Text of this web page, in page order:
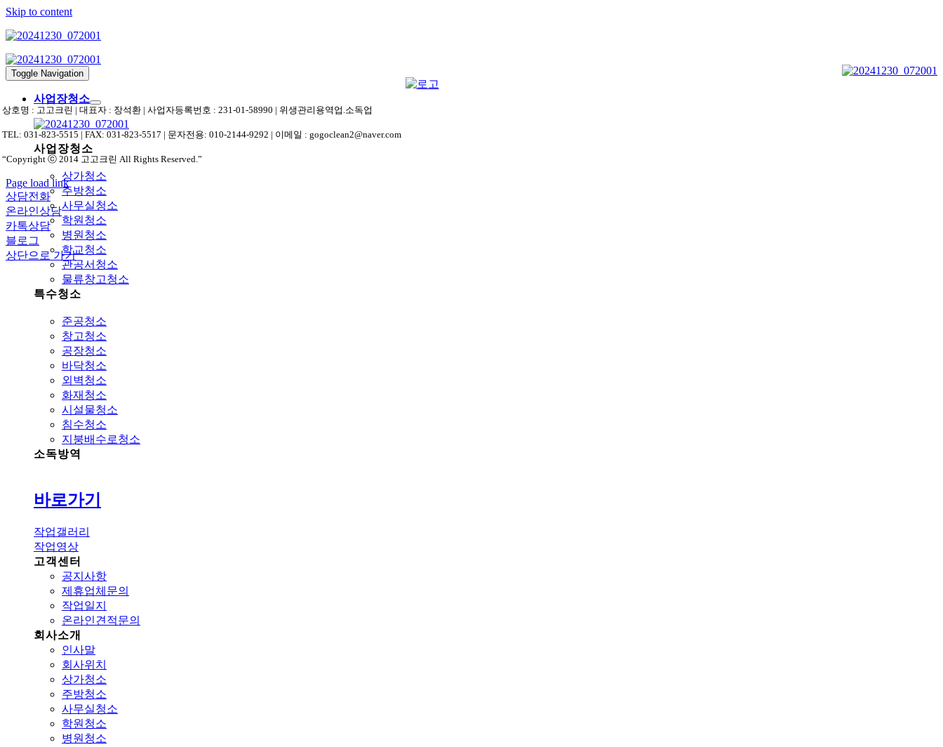
Skip to content
Toggle Navigation
사업장청소
사업장청소
상가청소
주방청소
사무실청소
학원청소
병원청소
학교청소
관공서청소
물류창고청소
특수청소
준공청소
창고청소
공장청소
바닥청소
외벽청소
화재청소
시설물청소
침수청소
지붕배수로청소
소독방역
바로가기
작업갤러리
작업영상
고객센터
공지사항
제휴업체문의
작업일지
온라인견적문의
회사소개
인사말
회사위치
상가청소
주방청소
사무실청소
학원청소
병원청소
상호명 : 고고크린 | 대표자 : 장석환 | 사업자등록번호 : 231-01-58990 | 위생관리용역업.소독업
TEL: 031-823-5515 | FAX: 031-823-5517 | 문자전용: 010-2144-9292 | 이메일 : gogoclean2@naver.com
“Copyright ⓒ 2014 고고크린 All Rights Reserved.”
Page load link
상담전화
온라인상담
카톡상담
블로그
상단으로 가기